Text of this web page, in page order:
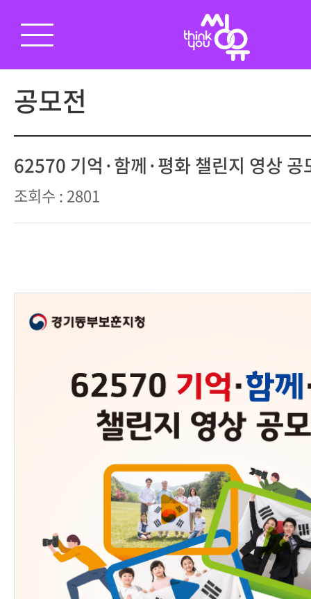
공모전
62570 기억·함께·평화 챌린지 영상 공
조회수 : 2801